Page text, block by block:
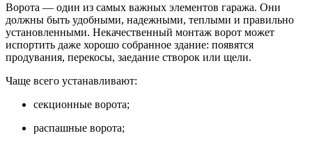
Ворота — один из самых важных элементов гаража. Они
должны быть удобными, надежными, теплыми и правильно
установленными. Некачественный монтаж ворот может
испортить даже хорошо собранное здание: появятся
продувания, перекосы, заедание створок или щели.
Чаще всего устанавливают:
секционные ворота;
распашные ворота;